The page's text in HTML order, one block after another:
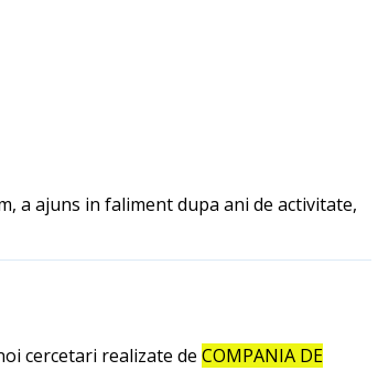
a ajuns in faliment dupa ani de activitate,
cercetari realizate de COMPANIA DE